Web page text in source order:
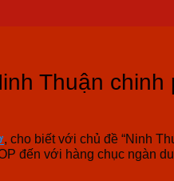
Thuận
, cho biết với chủ đề “Ninh
đến với hàng chục ngàn